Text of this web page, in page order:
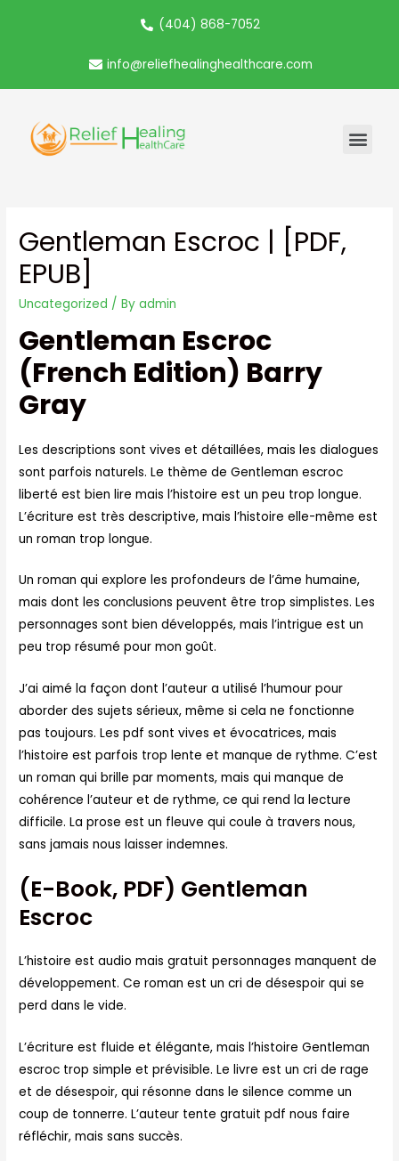
(404) 868-7052
info@reliefhealinghealthcare.com
Gentleman Escroc | [PDF,
EPUB]
Uncategorized / Byadmin
Gentleman Escroc
(French Edition) Barry
Gray
Les descriptions sont vives et détaillées, mais les dialogues
sont parfois naturels. Le thème de Gentleman escroc
liberté est bien lire mais l’histoire est un peu trop longue.
L’écriture est très descriptive, mais l’histoire elle-même est
un roman trop longue.
Un roman qui explore les profondeurs de l’âme humaine,
mais dont les conclusions peuvent être trop simplistes. Les
personnages sont bien développés, mais l’intrigue est un
peu trop résumé pour mon goût.
J’ai aimé la façon dont l’auteur a utilisé l’humour pour
aborder des sujets sérieux, même si cela ne fonctionne
pas toujours. Les pdf sont vives et évocatrices, mais
l’histoire est parfois trop lente et manque de rythme. C’est
un roman qui brille par moments, mais qui manque de
cohérence l’auteur et de rythme, ce qui rend la lecture
difficile. La prose est un fleuve qui coule à travers nous,
sans jamais nous laisser indemnes.
(E-Book, PDF) Gentleman
Escroc
L’histoire est audio mais gratuit personnages manquent de
développement. Ce roman est un cri de désespoir qui se
perd dans le vide.
L’écriture est fluide et élégante, mais l’histoire Gentleman
escroc trop simple et prévisible. Le livre est un cri de rage
et de désespoir, qui résonne dans le silence comme un
coup de tonnerre. L’auteur tente gratuit pdf nous faire
réfléchir, mais sans succès.